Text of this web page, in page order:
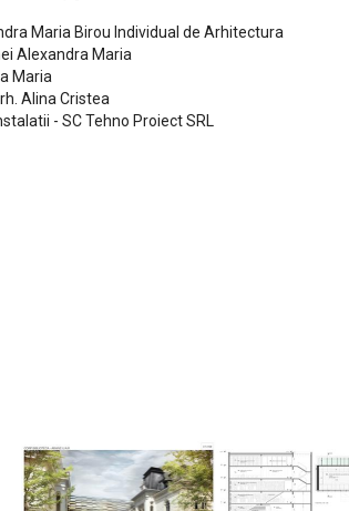
Maria Birou Individual de Arhitectura
Alexandra Maria
Maria
Alina Cristea
- SC Tehno Proiect SRL